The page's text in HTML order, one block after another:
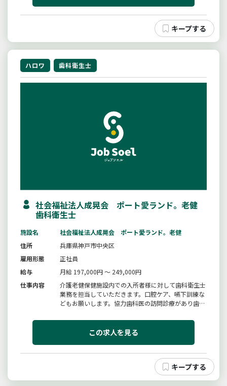
ハロワ 歯科衛生士
社会福祉法人成晃会 ポート愛ランド。老健
歯科衛生士
施設名
社会福祉法人成晃会 ポート愛ランド。老健
住所
兵庫県神戸市中央区
雇用形態
正社員
給与
月給 197,000円 ～ 249,000円
仕事内容
介護老健保健施設内での入所者様に対して歯科衛生士
業務を担当していただきます。口腔ケア、嚥下訓練な
どもお願いします。協力歯科医の訪問診療があり歯科
す。変更範囲：変更なし
この求人を見る